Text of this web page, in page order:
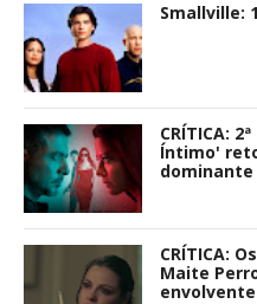
Smallville:
CRÍTICA:
Íntimo'
dominante
CRÍTICA:
Maite
envolvente